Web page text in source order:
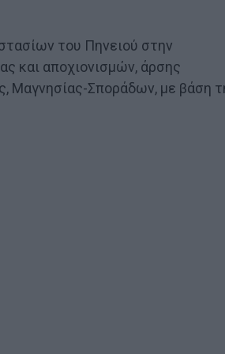
του Πηνειού στην
και αποχιονισμών, άρσης
Μαγνησίας-Σποράδων, με βάση